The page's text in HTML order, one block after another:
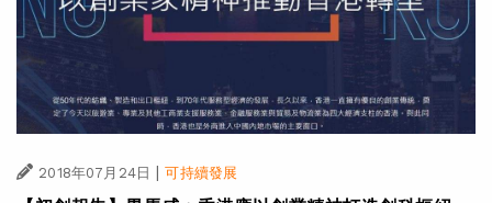
2018年07月24日 | 可持續發展